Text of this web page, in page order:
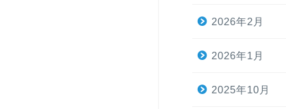
2026年2月
2026年1月
2025年10月